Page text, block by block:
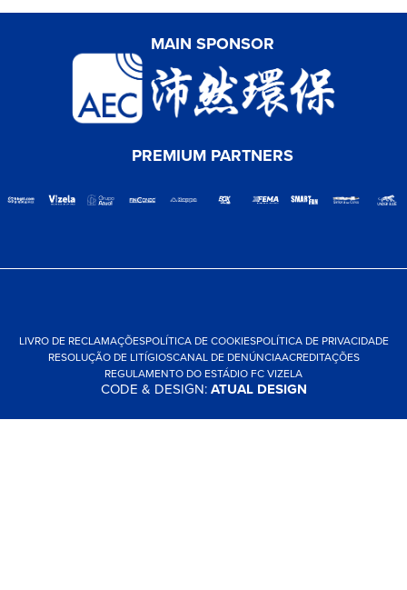
MAIN SPONSOR
PREMIUM PARTNERS
LIVRO DE RECLAMAÇÕESPOLÍTICA DE COOKIESPOLÍTICA DE PRIVACIDADE
RESOLUÇÃO DE LITÍGIOSCANAL DE DENÚNCIAACREDITAÇÕES
REGULAMENTO DO ESTÁDIO FC VIZELA
CODE & DESIGN:ATUAL DESIGN